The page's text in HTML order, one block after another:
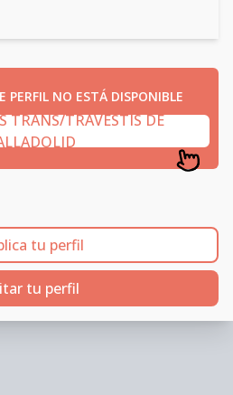
PERFIL NO ESTÁ DISPONIBLE
TRANS/TRAVESTIS DE
tu perfil
tu perfil